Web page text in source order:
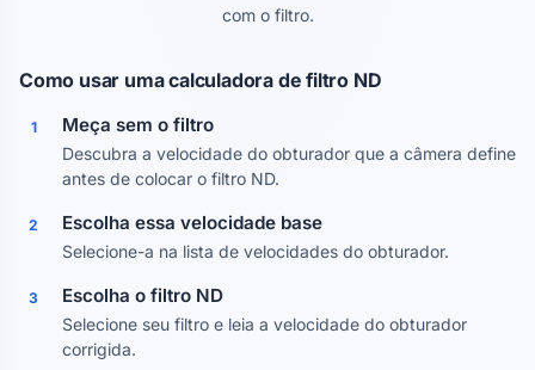
com o filtro.
Como usar uma calculadora de filtro ND
1 Meça sem o filtro
Descubra a velocidade do obturador que a câmera define
antes de colocar o filtro ND.
2 Escolha essa velocidade base
Selecione-a na lista de velocidades do obturador.
3 Escolha o filtro ND
Selecione seu filtro e leia a velocidade do obturador
corrigida.